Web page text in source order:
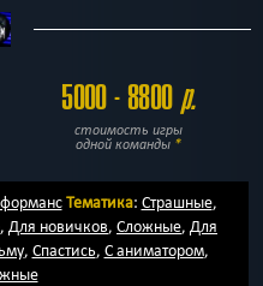
5000 - 8800 р.
стоимость игры
одной команды *
Тематика: Страшные,
, Для новичков, Сложные, Для
, Спастись, С аниматором,